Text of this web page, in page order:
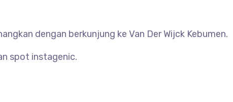
dengan berkunjung ke Van Der Wijck Kebumen.
spot instagenic.